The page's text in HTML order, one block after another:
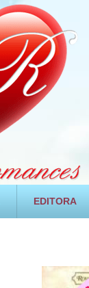
EDITORA